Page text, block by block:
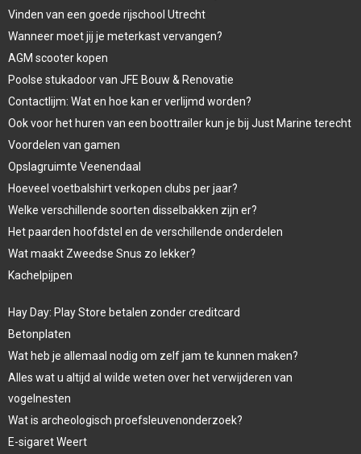
Vinden van een goede rijschool Utrecht
Wanneer moet jij je meterkast vervangen?
AGM scooter kopen
Poolse stukadoor van JFE Bouw & Renovatie
Contactlijm: Wat en hoe kan er verlijmd worden?
Ook voor het huren van een boottrailer kun je bij Just Marine terecht
Voordelen van gamen
Opslagruimte Veenendaal
Hoeveel voetbalshirt verkopen clubs per jaar?
Welke verschillende soorten disselbakken zijn er?
Het paarden hoofdstel en de verschillende onderdelen
Wat maakt Zweedse Snus zo lekker?
Kachelpijpen
Hay Day: Play Store betalen zonder creditcard
Betonplaten
Wat heb je allemaal nodig om zelf jam te kunnen maken?
Alles wat u altijd al wilde weten over het verwijderen van
vogelnesten
Wat is archeologisch proefsleuvenonderzoek?
E-sigaret Weert